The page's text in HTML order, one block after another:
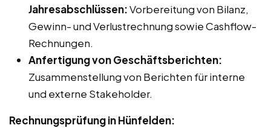
Jahresabschlüssen:Vorbereitung von Bilanz,
Gewinn- und Verlustrechnung sowie Cashflow-
Rechnungen.
Anfertigung von Geschäftsberichten:
Zusammenstellung von Berichten für interne
und externe Stakeholder.
Rechnungsprüfung in Hünfelden: